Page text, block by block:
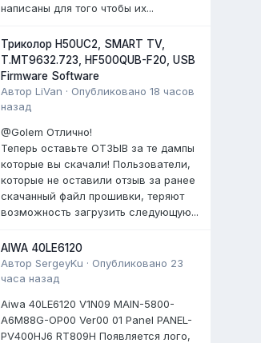
написаны для того чтобы их...
Триколор H50UC2, SMART TV,
T.MT9632.723, HF500QUB-F20, USB
Firmware Software
АвторLiVan · Опубликовано18 часов
назад
@Golem Отлично!
Теперь оставьте ОТЗЫВ за те дампы
которые вы скачали! Пользователи,
которые не оставили отзыв за ранее
скачанный файл прошивки, теряют
возможность загрузить следующую...
AIWA 40LE6120
АвторSergeyKu · Опубликовано 23
часа назад
Aiwa 40LE6120 V1N09 MAIN-5800-
A6M88G-OP00 Ver00 01 Panel PANEL-
PV400HJ6 RT809H Появляется лого,